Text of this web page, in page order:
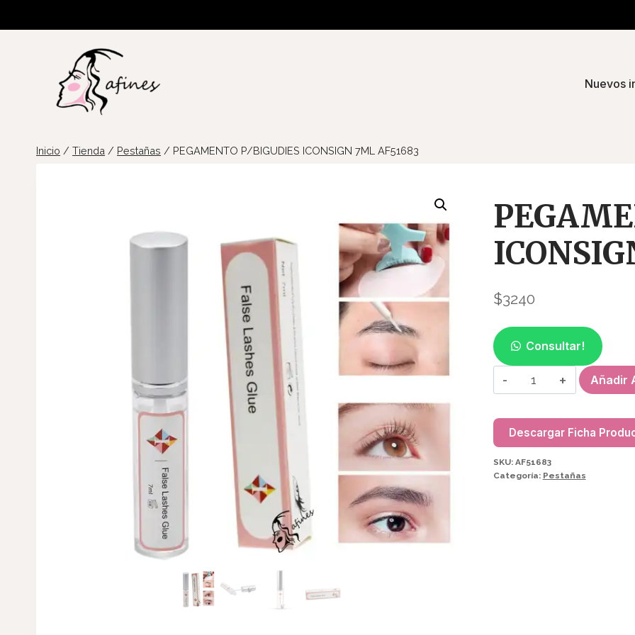
Nuevos
Inicio / Tienda / Pestañas / PEGAMENTO P/BIGUDIES ICONSIGN 7ML AF51683
$3240
Consultar!
PEGAMENTO
P/BIGUDIES
7ML
AF51683
cantidad
Añadir
Descargar Ficha
SKU: AF51683
Categoría: Pestañas